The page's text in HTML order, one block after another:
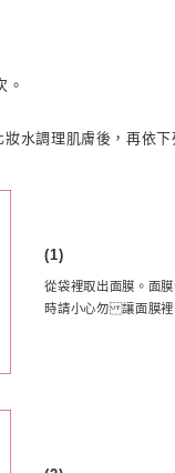
。
水調理肌膚後，再依下
(1)
從袋裡取出面膜。面
時請小心勿 讓面膜裡